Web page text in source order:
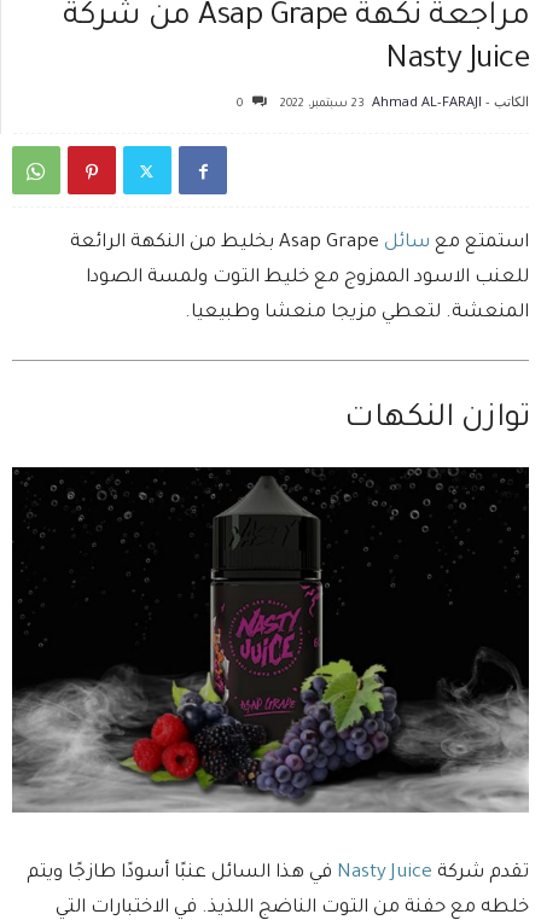
مراجعة نكهة Asap Grape من شركة
Nasty Juice
الكاتب - Ahmad AL-FARAJI 23 سبتمبر، 2022 0
استمتع مع سائل
Asap Grape بخليط من النكهة الرائعة
للعنب الاسود الممزوج مع خليط التوت ولمسة الصودا
المنعشة. لتعطي مزيجا منعشا وطبيعيا.
توازن النكهات
تقدم شركة Nasty Juice في هذا السائل عنبًا أسودًا طازجًا ويتم
خلطه مع حفنة من التوت الناضج اللذيذ. في الاختبارات التي